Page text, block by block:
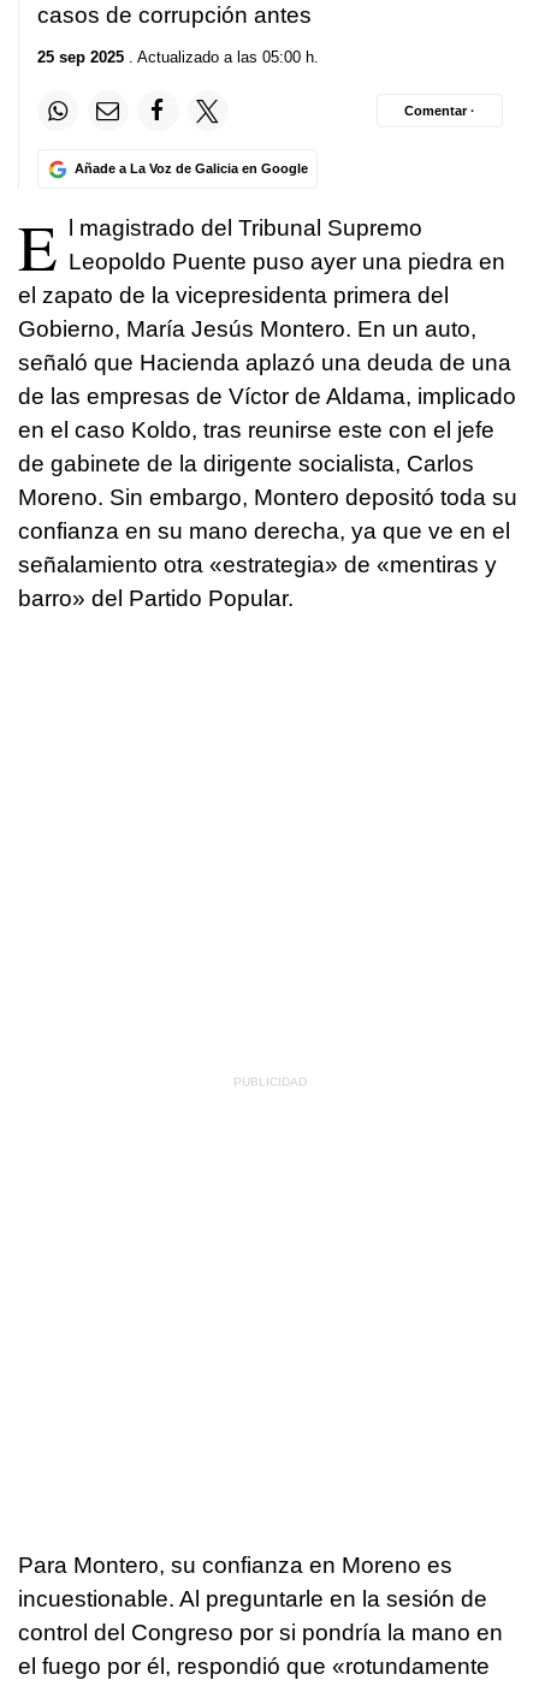
casos de corrupción antes
25 sep 2025 . Actualizado a las 05:00 h.
Añade a La Voz de Galicia en Google
Comentar ·
E
l magistrado del Tribunal Supremo
Leopoldo Puente puso ayer una piedra en
el zapato de la vicepresidenta primera del
Gobierno, María Jesús Montero. En un auto,
señaló que Hacienda aplazó una deuda de una
de las empresas de Víctor de Aldama, implicado
en el caso Koldo, tras reunirse este con el jefe
de gabinete de la dirigente socialista, Carlos
Moreno. Sin embargo, Montero depositó toda su
confianza en su mano derecha, ya que ve en el
señalamiento otra «estrategia» de «mentiras y
barro» del Partido Popular.
Para Montero, su confianza en Moreno es
incuestionable. Al preguntarle en la sesión de
control del Congreso por si pondría la mano en
el fuego por él, respondió que «rotundamente